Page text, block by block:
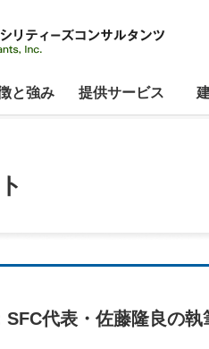
と強み 提供サービス
SFC代表・佐藤隆良の